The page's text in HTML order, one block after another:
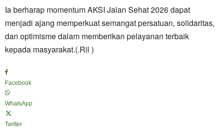
Ia berharap momentum AKSI Jalan Sehat 2026 dapat
menjadi ajang memperkuat semangat persatuan, solidaritas,
dan optimisme dalam memberikan pelayanan terbaik
kepada masyarakat.(.Ril )
Facebook
WhatsApp
Twitter